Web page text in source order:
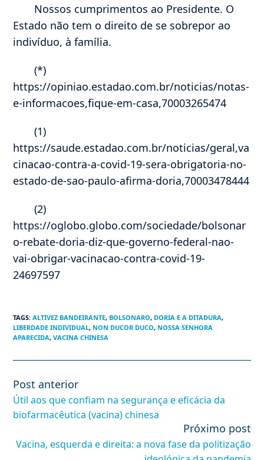
Nossos cumprimentos ao Presidente. O
Estado não tem o direito de se sobrepor ao
indivíduo, à família.
(*)
https://opiniao.estadao.com.br/noticias/notas-
e-informacoes,fique-em-casa,70003265474
(1)
https://saude.estadao.com.br/noticias/geral,va
cinacao-contra-a-covid-19-sera-obrigatoria-no-
estado-de-sao-paulo-afirma-doria,70003478444
(2)
https://oglobo.globo.com/sociedade/bolsonar
o-rebate-doria-diz-que-governo-federal-nao-
vai-obrigar-vacinacao-contra-covid-19-
24697597
TAGS:ALTIVEZ BANDEIRANTE, BOLSONARO, DORIA E A DITADURA,
LIBERDADE INDIVIDUAL, NON DUCOR DUCO, NOSSA SENHORA
APARECIDA, VACINA CHINESA
Leia
mais
artigos
Post anterior
Útil aos que confiam na segurança e eficácia da
biofarmacêutica (vacina) chinesa
Próximo post
Vacina, esquerda e direita: a nova fase da politização